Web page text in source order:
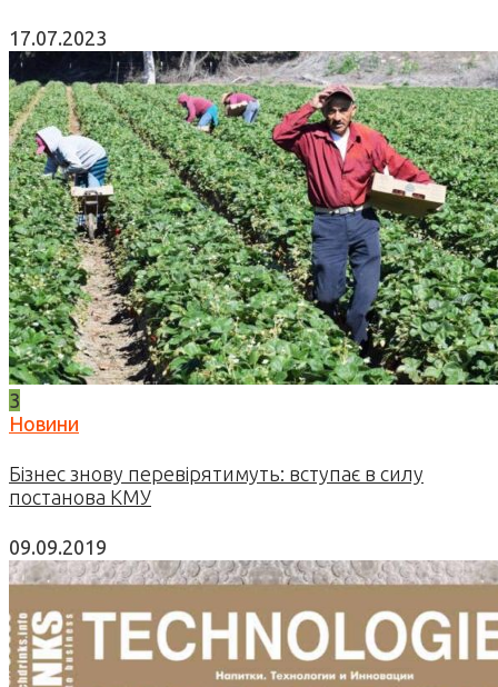
17.07.2023
3
Новини
Бізнес знову перевірятимуть: вступає в силу
постанова КМУ
09.09.2019